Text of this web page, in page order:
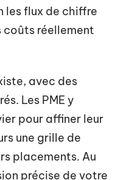
les flux de chiffre
coûts réellement
avec des
Les PME y
pour affiner leur
une grille de
placements. Au
précise de votre